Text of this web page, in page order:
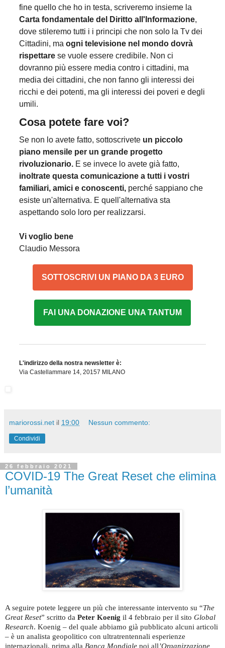
fine quello che ho in testa, scriveremo insieme la
Carta fondamentale del Diritto all'Informazione,
dove stileremo tutti i i principi che non solo la Tv dei
Cittadini, ma ogni televisione nel mondo dovrà
rispettare se vuole essere credibile. Non ci
dovranno più essere media contro i cittadini, ma
media dei cittadini, che non fanno gli interessi dei
ricchi e dei potenti, ma gli interessi dei poveri e degli
umili.
Cosa potete fare voi?
Se non lo avete fatto, sottoscrivete un piccolo
piano mensile per un grande progetto
rivoluzionario. E se invece lo avete già fatto,
inoltrate questa comunicazione a tutti i vostri
familiari, amici e conoscenti, perché sappiano che
esiste un'alternativa. E quell'alternativa sta
aspettando solo loro per realizzarsi.
Vi voglio bene
Claudio Messora
SOTTOSCRIVI UN PIANO DA 3 EURO
FAI UNA DONAZIONE UNA TANTUM
L'indirizzo della nostra newsletter è:
Via Castellammare 14, 20157 MILANO
mariorossi.net il 19:00 Nessun commento:
Condividi
26 febbraio 2021
COVID-19 The Great Reset che elimina
l’umanità
A seguire potete leggere un più che interessante intervento su “The
Great Reset” scritto da Peter Koenig il 4 febbraio per il sito Global
Research. Koenig – del quale abbiamo già pubblicato alcuni articoli
– è un analista geopolitico con ultratrentennali esperienze
internazionali, prima alla Banca Mondiale poi all’Organizzazione